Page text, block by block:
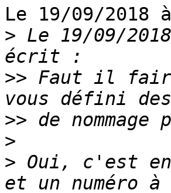
Le 19/09/
> Le 19/09/
>> Faut il
>>
>
> Oui, c'est